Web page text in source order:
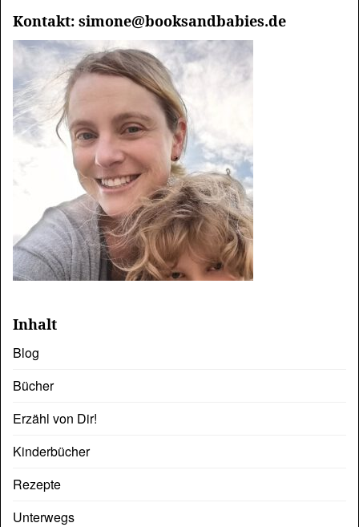
Kontakt: simone@booksandbabies.de
Inhalt
Blog
Bücher
Erzähl von Dir!
Kinderbücher
Rezepte
Unterwegs